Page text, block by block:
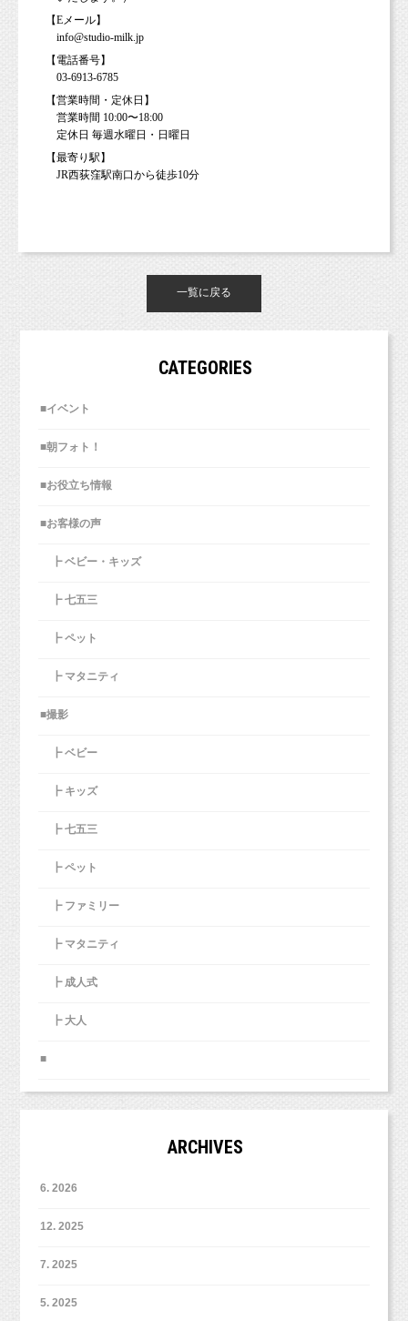
【Eメール】
info@studio-milk.jp
【電話番号】
03-6913-6785
【営業時間・定休日】
営業時間 10:00〜18:00
定休日 毎週水曜日・日曜日
【最寄り駅】
JR西荻窪駅南口から徒歩10分
一覧に戻る
CATEGORIES
■イベント
■朝フォト！
■お役立ち情報
■お客様の声
┣ ベビー・キッズ
┣ 七五三
┣ ペット
┣ マタニティ
■撮影
┣ ベビー
┣ キッズ
┣ 七五三
┣ ペット
┣ ファミリー
┣ マタニティ
┣ 成人式
┣ 大人
■
ARCHIVES
6. 2026
12. 2025
7. 2025
5. 2025